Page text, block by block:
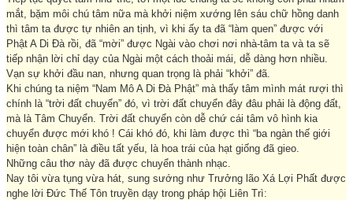
mắt, bặm môi chú tâm nữa mà khởi niệm xướng lên sáu chữ hồng danh
thì tâm ta được tự nhiên an tịnh, vì khi ấy ta đã “làm quen” được với
Phật A Di Đà rồi, đã “mời” được Ngài vào chơi nơi nhà-tâm ta và ta sẽ
tiếp nhận lời chỉ dạy của Ngài một cách thoải mái, dễ dàng hơn nhiều.
Vạn sự khởi đầu nan, nhưng quan trọng là phải “khởi” đã.
Khi chúng ta niệm “Nam Mô A Di Đà Phật” mà thấy tâm mình mát rượi thì
chính là “trời đất chuyển” đó, vì trời đất chuyển đây đâu phải là động đất,
mà là Tâm Chuyển. Trời đất chuyển còn dễ chứ cái tâm vô hình kia
chuyển được mới khó ! Cái khó đó, khi làm được thì “ba ngàn thế giới
hiện toàn chân” là điều tất yếu, là hoa trái của hạt giống đã gieo.
Những câu thơ này đã được chuyển thành nhạc.
Nay tôi vừa tụng vừa hát, sung sướng như Trưởng lão Xá Lợi Phất được
nghe lời Đức Thế Tôn truyền dạy trong pháp hội Liên Trì: